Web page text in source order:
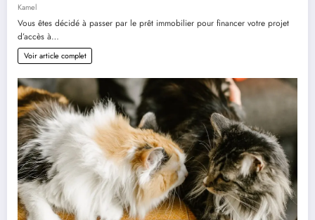
Kamel
Vous êtes décidé à passer par le prêt immobilier pour financer votre projet
d’accès à…
Voir article complet